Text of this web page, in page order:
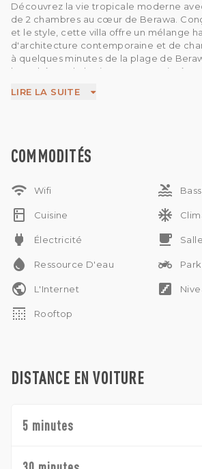
Découvrez la vie tropicale moderne
de 2 chambres au cœur de Berawa.
et le style, cette villa offre un mélange
d'architecture contemporaine et de
à quelques minutes de la plage de
branchés et de la vie nocturne animée,
une escapade privée ou un
LIRE LA SUITE
COMMODITÉS
wifi Wifi pool
kitchen Cuisine ac_unit
power Électricité free_breakfast
water_drop Ressource D'eau two_wheeler
public L'Internet stairs
border_top Rooftop
DISTANCE EN VOITURE
5 minutes